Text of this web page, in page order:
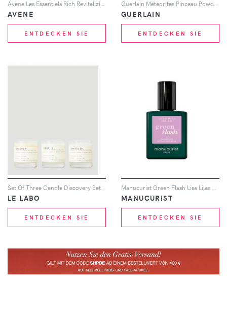
AVENE
ENTDECKEN SIE
GUERLAIN
ENTDECKEN SIE
Set Of Three Candle Discovery Set - Grooming One Size
LE LABO
ENTDECKEN SIE
Manucurist Green Flash Lisa Lilas 15ml
MANUCURIST
ENTDECKEN SIE